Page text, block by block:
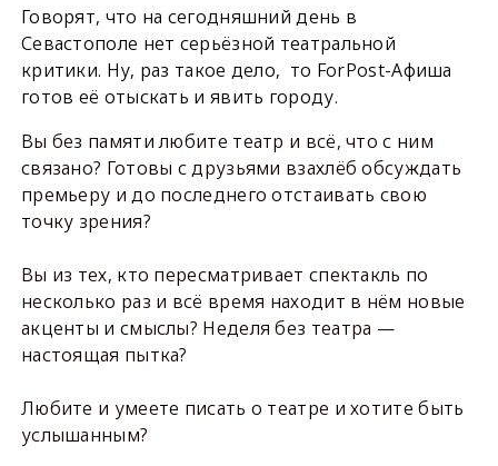
Говорят, что на сегодняшний день в
Севастополе нет серьёзной театральной
критики. Ну, раз такое дело, то ForPost-Афиша
готов её отыскать и явить городу.
Вы без памяти любите театр и всё, что с ним
связано? Готовы с друзьями взахлёб обсуждать
премьеру и до последнего отстаивать свою
точку зрения?
Вы из тех, кто пересматривает спектакль по
несколько раз и всё время находит в нём новые
акценты и смыслы? Неделя без театра —
настоящая пытка?
Любите и умеете писать о театре и хотите быть
услышанным?